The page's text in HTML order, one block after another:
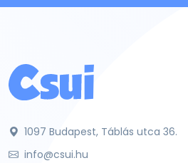
1097 Budapest, Táblás utca 36.
info@csui.hu